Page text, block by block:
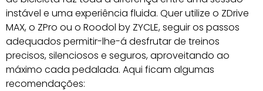
instável e uma experiência fluida. Quer utilize o ZDrive
MAX, o ZPro ou o Roodol by ZYCLE, seguir os passos
adequados permitir-lhe-á desfrutar de treinos
precisos, silenciosos e seguros, aproveitando ao
máximo cada pedalada. Aqui ficam algumas
recomendações: